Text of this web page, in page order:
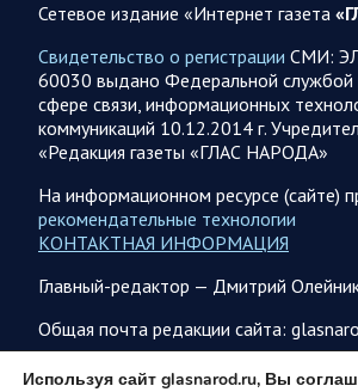
Украинские террористы продолжают
население приграничных районов.
За прошедшие сутки армия трусов и
силах ничего противопоставить на
гражданское население Белгородской…
06.08.2026 07:49
Спецоперация
Сводка на утро 6 августа 2026 года
В Ярославле после налета перекрыто
Московскому проспекту, изменена
транспорта. Судя по записям с кналов
Сетевое издание «Интернет газета
Свидетельство о регистрации СМИ:
60030 выдано Федеральной службой
сфере связи, информационных
коммуникаций 10.12.2014 г.
«Редакция газеты «ГЛАС НАРОДА»
На информационном ресурсе (сайте)
рекомендательные технологии
КОНТАКТНАЯ ИНФОРМАЦИЯ
Главный-редактор — Дмитрий
Общая почта редакции сайта:
ПОДПИСКА
Используя сайт glasnarod.ru, Вы